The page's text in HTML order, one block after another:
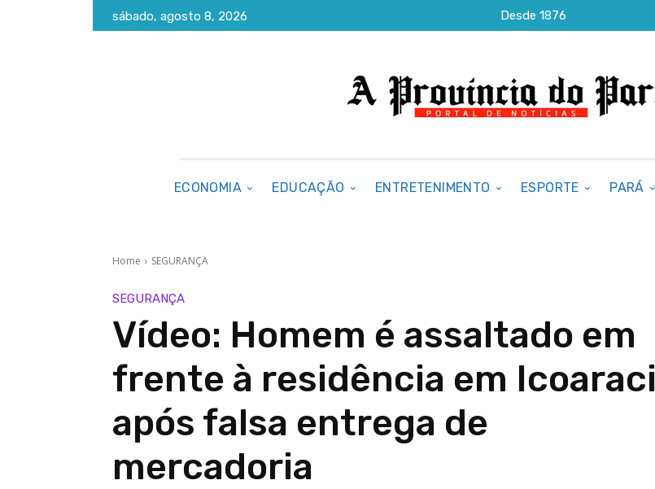
sábado, agosto 8, 2026 Desde 1876
ECONOMIA EDUCAÇÃO ENTRETENIMENTO ESPORTE PARÁ
Home SEGURANÇA
SEGURANÇA
Vídeo: Homem é assaltado em
frente à residência em Icoaraci
após falsa entrega de
mercadoria